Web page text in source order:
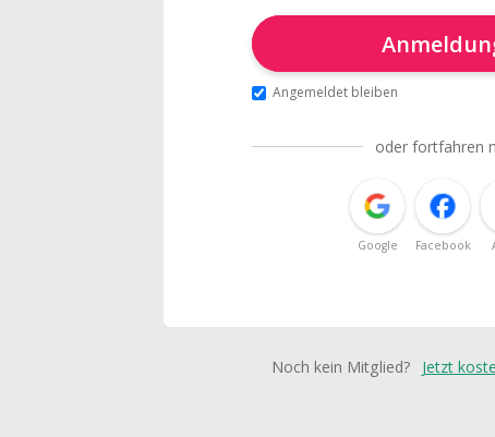
Angemeldet bleiben
oder fortfahren
Google Facebook
Noch kein Mitglied? Jetzt